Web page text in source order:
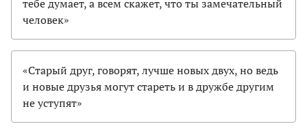
тебе думает, а всем скажет, что ты замечательный
человек»
«Старый друг, говорят, лучше новых двух, но ведь
и новые друзья могут стареть и в дружбе другим
не уступят»